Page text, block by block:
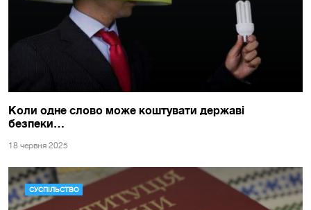
Коли одне слово може коштувати державі
безпеки…
18 червня 2025
СУСПІЛЬСТВО